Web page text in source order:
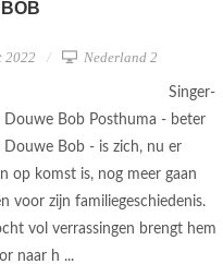
2022 Nederland 2
Singer-
Douwe Bob Posthuma - beter
Douwe Bob - is zich, nu er
op komst is, nog meer gaan
voor zijn familiegeschiedenis.
vol verrassingen brengt hem
naar h ...